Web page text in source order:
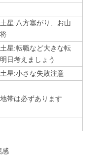
星:八方塞がり、お山
星:転職など大きな転
日考えましょう
星:小さな失敗注意
帯は必ずあります
感